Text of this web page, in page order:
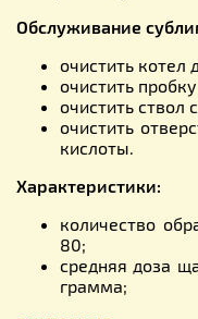
Обслуживание
очистить котел
очистить
очистить ствол
очистить
кислоты.
Характеристики:
количество
80;
средняя доза
грамма;